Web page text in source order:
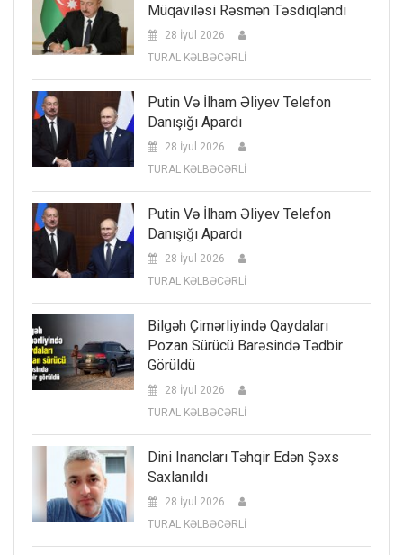
Müqaviləsi Rəsmən Təsdiqləndi
28 İyul 2026
TURAL KƏLBƏCƏRLİ
Putin Və İlham Əliyev Telefon
Danışığı Apardı
28 İyul 2026
TURAL KƏLBƏCƏRLİ
Putin Və İlham Əliyev Telefon
Danışığı Apardı
28 İyul 2026
TURAL KƏLBƏCƏRLİ
Bilgəh Çimərliyində Qaydaları
Pozan Sürücü Barəsində Tədbir
Görüldü
28 İyul 2026
TURAL KƏLBƏCƏRLİ
Dini Inancları Təhqir Edən Şəxs
Saxlanıldı
28 İyul 2026
TURAL KƏLBƏCƏRLİ